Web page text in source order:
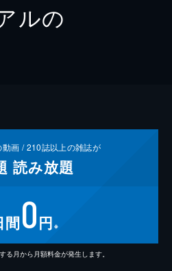
ルの
動画 /210誌以上の雑誌が
読み放題
間0円 ※
月から月額料金が発生します。